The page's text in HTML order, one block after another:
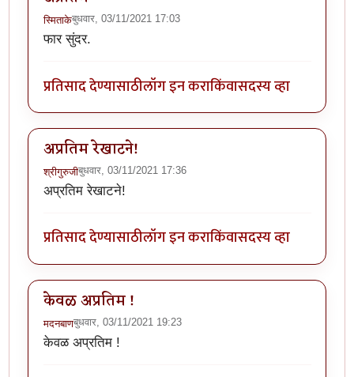
स्मिताकेबुधवार, 03/11/2021 17:03
फार सुंदर.
प्रतिसाद देण्यासाठीलॉग इन कराकिंवासदस्य व्हा
अप्रतिम रेखाटने!
श्रीगुरुजीबुधवार, 03/11/2021 17:36
अप्रतिम रेखाटने!
प्रतिसाद देण्यासाठीलॉग इन कराकिंवासदस्य व्हा
केवळ अप्रतिम !
मदनबाणबुधवार, 03/11/2021 19:23
केवळ अप्रतिम !